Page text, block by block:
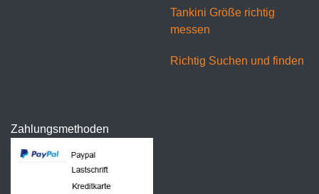
Tankini Größe richtig
messen
Richtig Suchen und finden
Zahlungsmethoden